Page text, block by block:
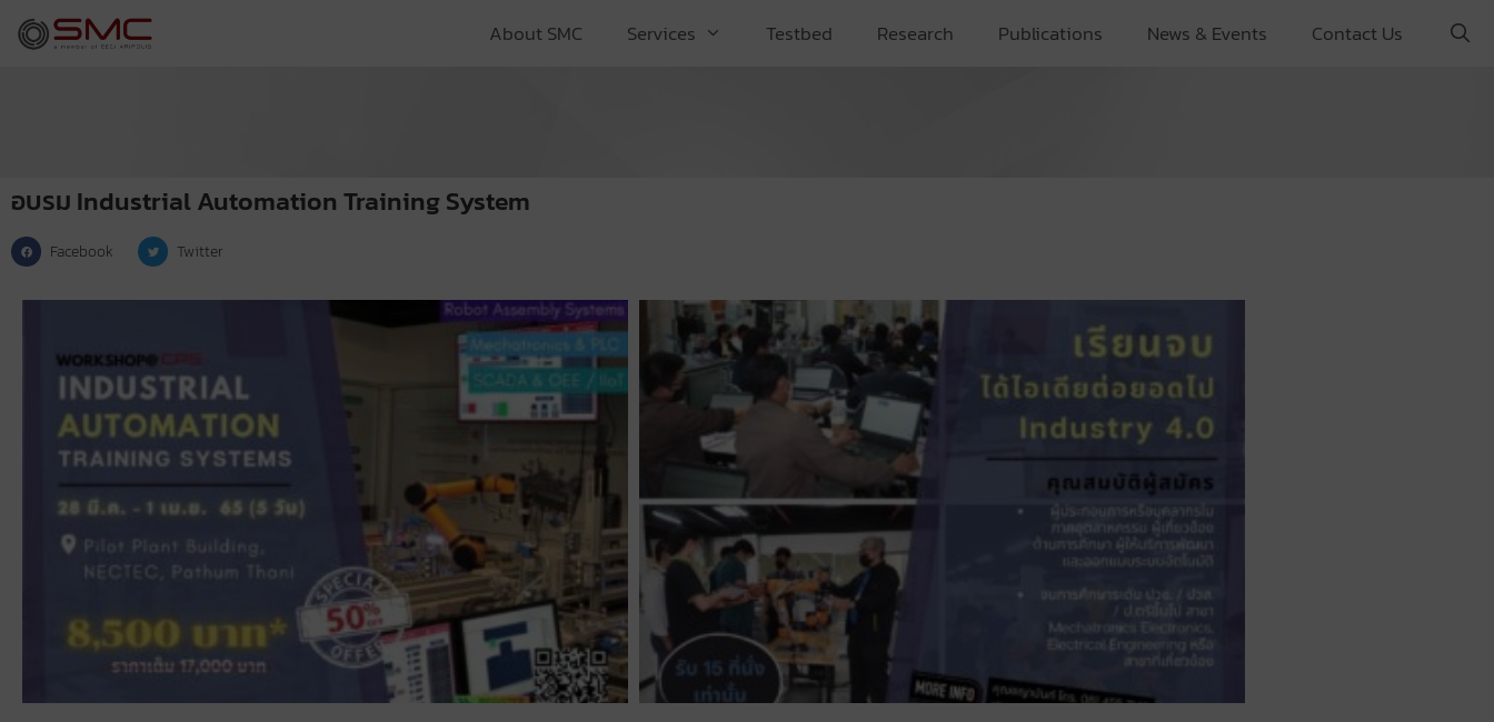
About SMC Services Testbed Research Publications News & Events Contact Us
อบรม Industrial Automation Training System
Facebook Twitter